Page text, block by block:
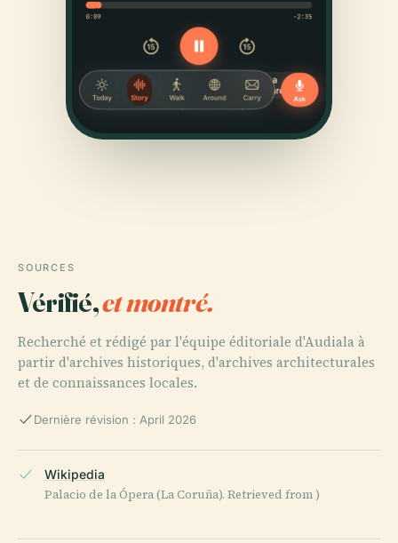
SOURCES
Vérifié,et montré.
Recherché et rédigé par l'équipe éditoriale d'Audiala à
partir d'archives historiques, d'archives architecturales
et de connaissances locales.
Dernière révision : April 2026
Wikipedia
Palacio de la Ópera (La Coruña). Retrieved from )